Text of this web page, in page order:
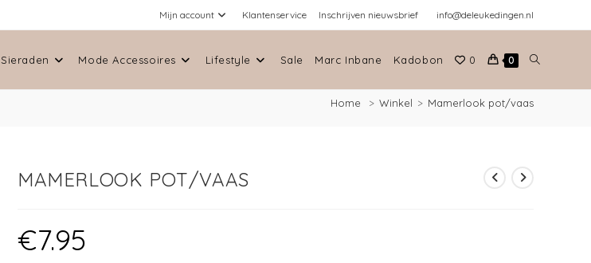
Mijn account Klantenservice Inschrijven nieuwsbrief info@deleukedingen.nl
Sieraden Mode Accessoires Lifestyle Sale Marc Inbane Kadobon 0 0
Home > Winkel > Mamerlook pot/vaas
MAMERLOOK POT/VAAS
€7.95